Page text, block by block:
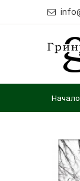
Начало